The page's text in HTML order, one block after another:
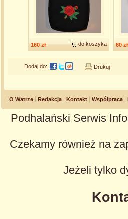
160 zł do koszyka 60 zł
Dodaj do: Drukuj
O Watrze Redakcja Kontakt Współpraca
Podhalański Serwis
Czekamy również na
Jeżeli tylko